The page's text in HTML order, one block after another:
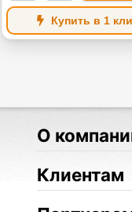
Купить в 1
О
Клиентам